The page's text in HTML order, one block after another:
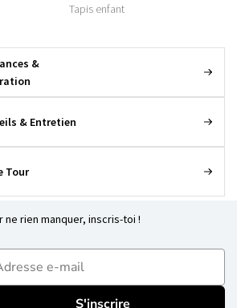
Tapis enfant
&
& Entretien
Tour
ne rien manquer, inscris-toi !
S'inscrire